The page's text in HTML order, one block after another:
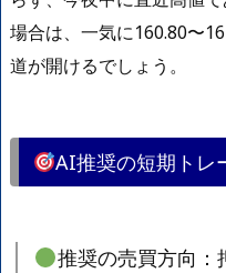
場合は、一気に160.80〜
道が開けるでしょう。
AI推奨の短期トレ
推奨の売買方向：